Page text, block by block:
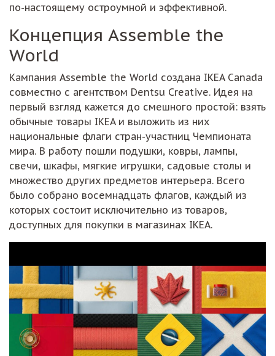
по-настоящему остроумной и эффективной.
Концепция Assemble the
World
Кампания Assemble the World создана IKEA Canada
совместно с агентством Dentsu Creative. Идея на
первый взгляд кажется до смешного простой: взять
обычные товары IKEA и выложить из них
национальные флаги стран-участниц Чемпионата
мира. В работу пошли подушки, ковры, лампы,
свечи, шкафы, мягкие игрушки, садовые столы и
множество других предметов интерьера. Всего
было собрано восемнадцать флагов, каждый из
которых состоит исключительно из товаров,
доступных для покупки в магазинах IKEA.